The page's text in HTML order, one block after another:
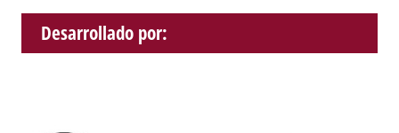
Desarrollado por: